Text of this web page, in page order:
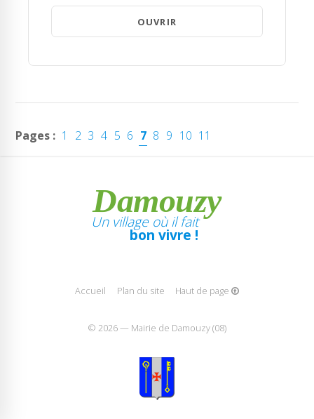
OUVRIR
Pages : 1 2 3 4 5 6 7 8 9 10 11
Damouzy
Un village où il fait
bon vivre !
Accueil Plan du site Haut de page
© 2026 — Mairie de Damouzy (08)